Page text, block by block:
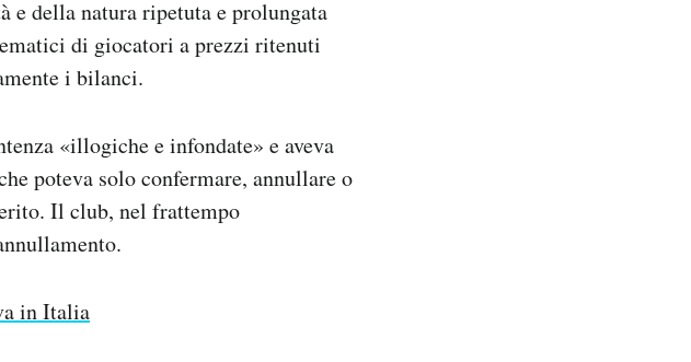
e della natura ripetuta e prolungata
di giocatori a prezzi ritenuti
i bilanci.
«illogiche e infondate» e aveva
poteva solo confermare, annullare o
Il club, nel frattempo
in Italia